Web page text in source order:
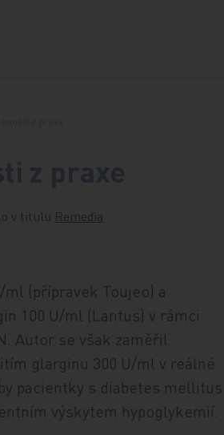
v titulu Remedia
(přípravek Toujeo) a
100 U/ml (Lantus) v rámci
Autor se však zaměřil
glarginu 300 U/ml v reálné
pacientky s diabetes mellitus
výskytem hypoglykemií.